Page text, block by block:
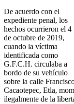
De acuerdo con el
expediente penal, los
hechos ocurrieron el 4
de octubre de 2019,
cuando la víctima
identificada como
G.F.C.H. circulaba a
bordo de su vehículo
sobre la calle
Cacaotepec, Etla,
ilegalmente de la